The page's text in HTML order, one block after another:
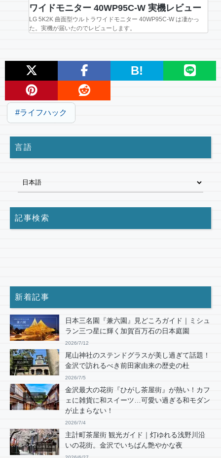
ワイドモニター 40WP95C-W 実機レビュー
LG 5K2K 曲面型ウルトラワイドモニター 40WP95C-W は凄かっ
た。実機が届いたのでレビューします。
B!
ライフハック
言語
記事検索
新着記事
日本三名園『兼六園』見どころガイド｜ミシュ
ラン三つ星に輝く加賀百万石の日本庭園
2026/7/12
尾山神社のステンドグラスが美し過ぎて話題！
金沢で訪れるべき前田家由来の歴史の杜
2026/7/5
金沢最大の花街『ひがし茶屋街』が熱い！カフ
ェに雑貨に和スイーツ…可愛い過ぎる和モダン
が止まらない！
2026/7/4
主計町茶屋街 観光ガイド｜灯ゆれる浅野川沿
いの花街。金沢でいちばん艶やかな夜